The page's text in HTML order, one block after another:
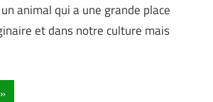
animal qui a une grande place
et dans notre culture mais